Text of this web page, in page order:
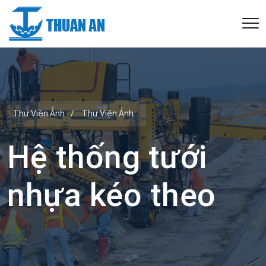
Thư Viện Ảnh / Thư Viện Ảnh
Hệ thống tưới
nhựa kéo theo